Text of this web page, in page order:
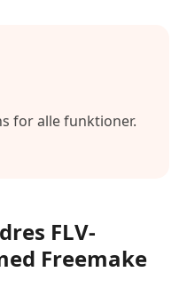
for alle funktioner.
FLV-
Freemake